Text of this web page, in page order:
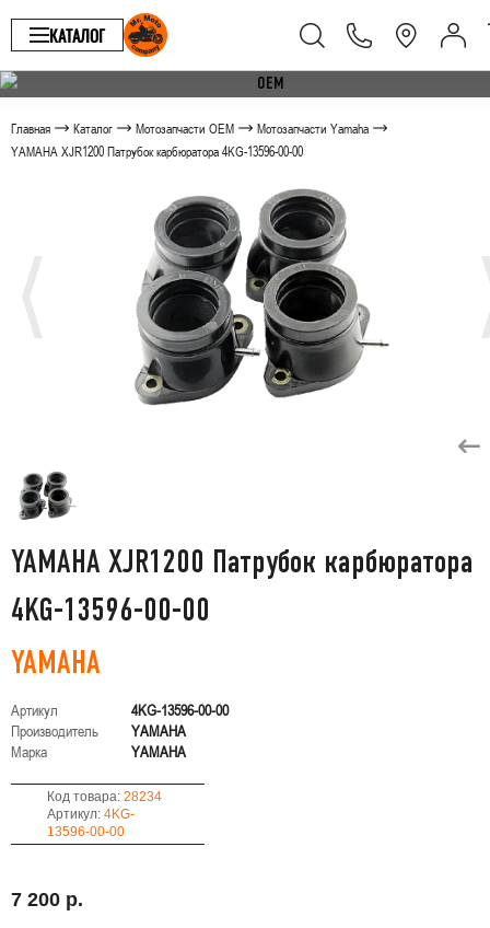
КАТАЛОГ
Главная Каталог Мотозапчасти OEM
Мотозапчасти Yamaha
YAMAHA XJR1200 Патрубок карбюратора 4KG-13596-00-00
YAMAHA XJR1200 Патрубок карбюратора
4KG-13596-00-00
YAMAHA
Артикул
4KG-13596-00-00
Производитель
YAMAHA
Марка
YAMAHA
Код товара:28234
Артикул:4KG-
13596-00-00
7 200 р.